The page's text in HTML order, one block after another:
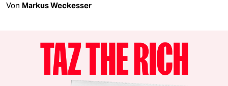
Von Markus Weckesser